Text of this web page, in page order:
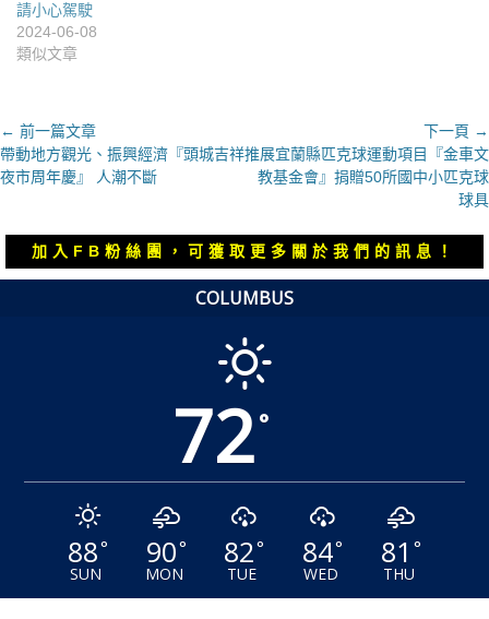
請小心駕駛
2024-06-08
類似文章
文
章
導
← 前一篇文章
上
一
帶動地方觀光、振興經濟『頭城吉祥
夜市周年慶』 人潮不斷
下一頁 →
下
一
章：
推展宜蘭縣匹克球運動項目『金車文
教基金會』捐贈50所國中小匹克球
球具
加入FB粉絲團，可獲取更多關於我們的訊息！
COLUMBUS
72°
88°
SUN
90°
MON
82°
TUE
84°
WED
81 °
THU